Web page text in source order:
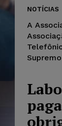
NOTÍCIAS
A